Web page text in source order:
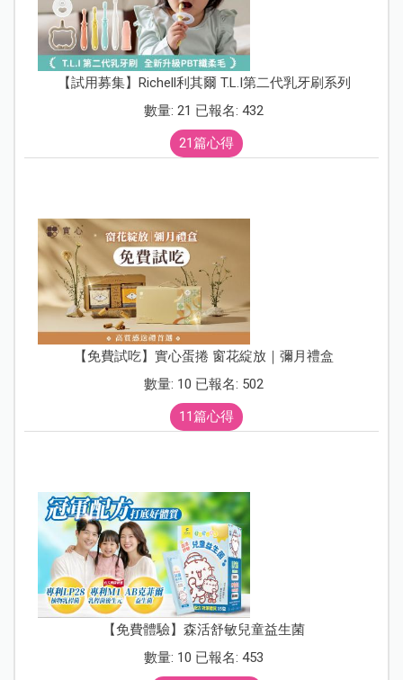
【試用募集】Richell利其爾 T.L.I第二代乳牙刷系列
數量: 21 已報名: 432
21篇心得
【免費試吃】實心蛋捲 窗花綻放｜彌月禮盒
數量: 10 已報名: 502
11篇心得
【免費體驗】森活舒敏兒童益生菌
數量: 10 已報名: 453